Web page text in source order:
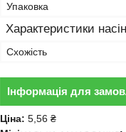
Упаковка
Характеристики
Схожість
Інформація для
Ціна: 5,56 ₴